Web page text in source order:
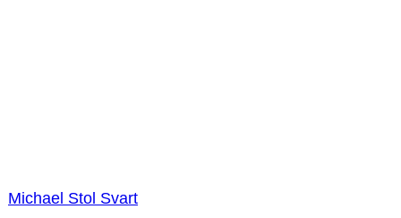
Michael Stol Svart